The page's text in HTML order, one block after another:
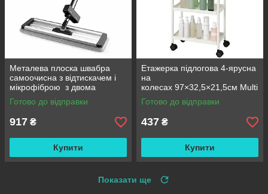
Металева плоска швабра
самоочисна з відтискачем і
мікрофіброю з двома
змінними насадками M06
42см
Готово до відправки
917 ₴
Купити
Етажерка підлогова 4-ярусна
на
колесах 97×32,5×21,5см Multi
fucntion Rack JC606
/ Підлогова вузька стелаж-
етажерка
Готово до відправки
437 ₴
Купити
Показати ще